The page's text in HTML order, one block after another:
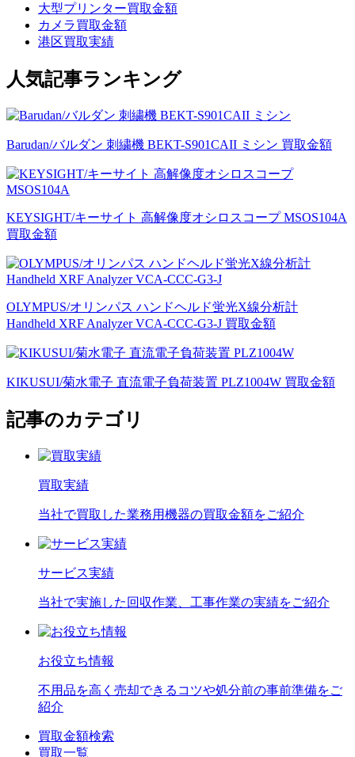
大型プリンター買取金額
カメラ買取金額
港区買取実績
人気記事ランキング
Barudan/バルダン 刺繍機 BEKT-S901CAII ミシン 買取金額
KEYSIGHT/キーサイト 高解像度オシロスコープ MSOS104A
買取金額
OLYMPUS/オリンパス ハンドヘルド蛍光X線分析計
Handheld XRF Analyzer VCA-CCC-G3-J 買取金額
KIKUSUI/菊水電子 直流電子負荷装置 PLZ1004W 買取金額
記事のカテゴリ
買取実績
当社で買取した業務用機器の買取金額をご紹介
サービス実績
当社で実施した回収作業、工事作業の実績をご紹介
お役立ち情報
不用品を高く売却できるコツや処分前の事前準備をご
紹介
買取金額検索
買取一覧